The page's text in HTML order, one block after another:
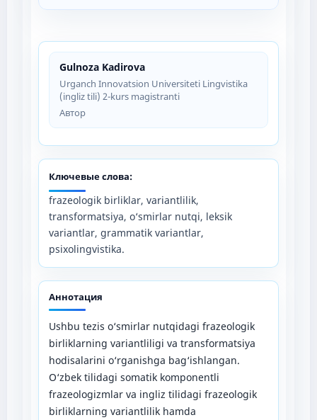
Gulnoza Kadirova
Urganch Innovatsion Universiteti Lingvistika
(ingliz tili) 2-kurs magistranti
Автор
Ключевые слова:
frazeologik birliklar, variantlilik,
transformatsiya, o‘smirlar nutqi, leksik
variantlar, grammatik variantlar,
psixolingvistika.
Аннотация
Ushbu tezis o‘smirlar nutqidagi frazeologik
birliklarning variantliligi va transformatsiya
hodisalarini o‘rganishga bag‘ishlangan.
O‘zbek tilidagi somatik komponentli
frazeologizmlar va ingliz tilidagi frazeologik
birliklarning variantlilik hamda